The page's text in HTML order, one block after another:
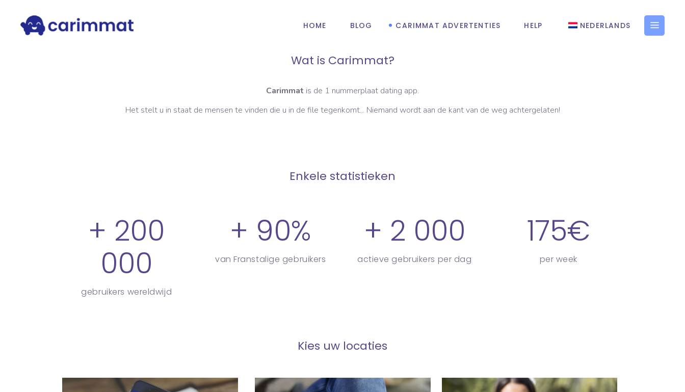
HOME BLOG CARIMMAT ADVERTENTIES HELP NEDERLANDS
Wat is Carimmat?
Carimmat is de 1 nummerplaat dating app.
Het stelt u in staat de mensen te vinden die u in de file tegenkomt... Niemand wordt aan de kant van de weg achtergelaten!
Enkele statistieken
+ 200
000
gebruikers wereldwijd
+ 90%
van Franstalige gebruikers
+ 2 000
actieve gebruikers per dag
175€
per week
Kies uw locaties